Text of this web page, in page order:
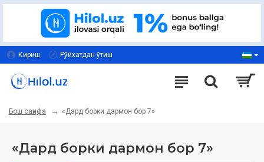
Кириш Рўйхатдан ўтиш
Бош саҳифа «Дард борки дармон бор 7»
«Дард борки дармон бор 7»